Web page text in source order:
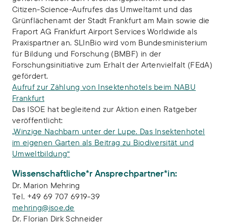
Citizen-Science-Aufrufes das Umweltamt und das
Grünflächenamt der Stadt Frankfurt am Main sowie die
Fraport AG Frankfurt Airport Services Worldwide als
Praxispartner an. SLInBio wird vom Bundesministerium
für Bildung und Forschung (BMBF) in der
Forschungsinitiative zum Erhalt der Artenvielfalt (FEdA)
gefördert.
Aufruf zur Zählung von Insektenhotels beim NABU
Frankfurt
Das ISOE hat begleitend zur Aktion einen Ratgeber
veröffentlicht:
„Winzige Nachbarn unter der Lupe. Das Insektenhotel
im eigenen Garten als Beitrag zu Biodiversität und
Umweltbildung“
Wissenschaftliche*r Ansprechpartner*in:
Dr. Marion Mehring
Tel. +49 69 707 6919-39
mehring@isoe.de
Dr. Florian Dirk Schneider